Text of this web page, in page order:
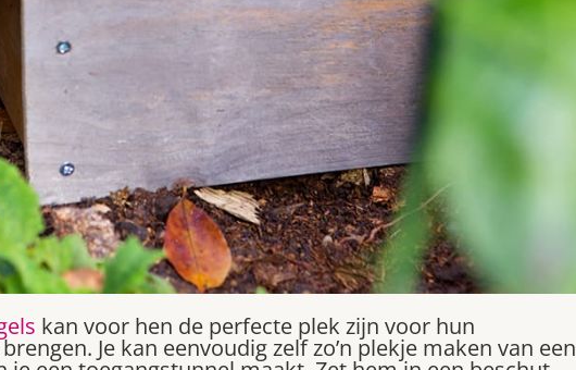
kan voor hen de perfecte plek zijn voor hun
Je kan eenvoudig zelf zo’n plekje maken van een